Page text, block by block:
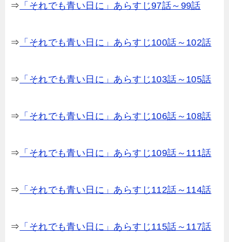
⇒ 「それでも青い日に」あらすじ97話～99話
⇒ 「それでも青い日に」あらすじ100話～102話
⇒ 「それでも青い日に」あらすじ103話～105話
⇒ 「それでも青い日に」あらすじ106話～108話
⇒ 「それでも青い日に」あらすじ109話～111話
⇒ 「それでも青い日に」あらすじ112話～114話
⇒ 「それでも青い日に」あらすじ115話～117話